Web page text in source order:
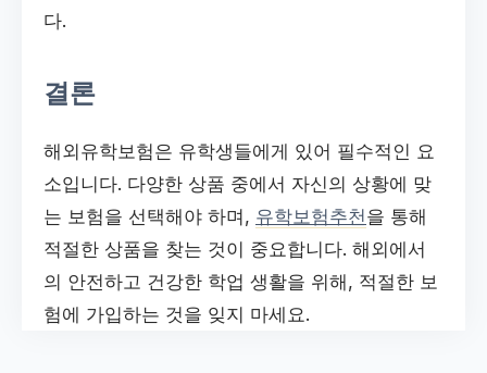
다.
결론
해외유학보험은 유학생들에게 있어 필수적인 요
소입니다. 다양한 상품 중에서 자신의 상황에 맞
는 보험을 선택해야 하며, 유학보험추천을 통해
적절한 상품을 찾는 것이 중요합니다. 해외에서
의 안전하고 건강한 학업 생활을 위해, 적절한 보
험에 가입하는 것을 잊지 마세요.